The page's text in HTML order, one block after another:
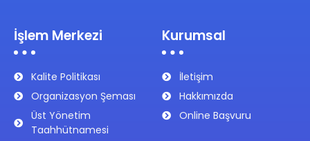
İşlem Merkezi
Kalite Politikası
Organizasyon Şeması
Üst Yönetim
Taahhütnamesi
Kurumsal
İletişim
Hakkımızda
Online Başvuru